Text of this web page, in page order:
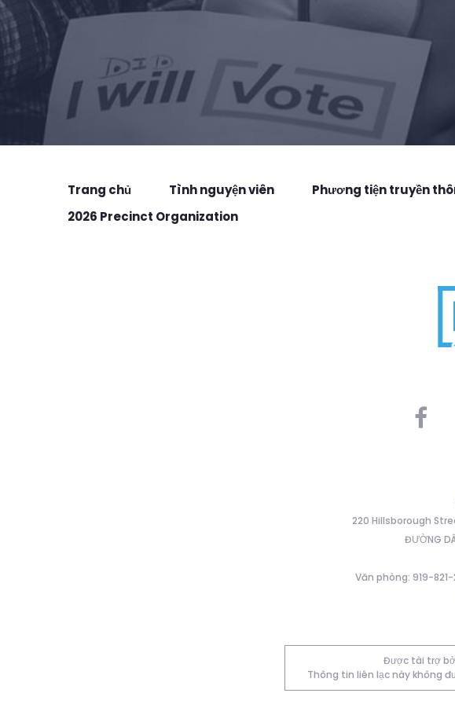
Trang chủ Tình nguyện viên Phương tiện truyền
2026 Precinct Organization
220 Hillsborough
ĐƯỜNG
Văn phòng: 919-
Được tài trợ
Thông tin liên lạc này không